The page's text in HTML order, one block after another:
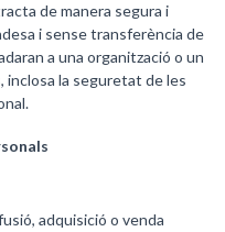
de manera segura i
i sense transferència de
a una organització o un
la seguretat de les
adquisició o venda